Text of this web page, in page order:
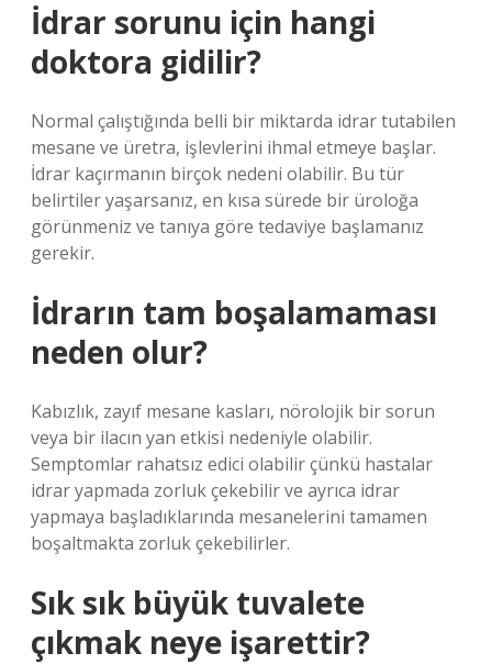
İdrar sorunu için hangi
doktora gidilir?
Normal çalıştığında belli bir miktarda idrar tutabilen
mesane ve üretra, işlevlerini ihmal etmeye başlar.
İdrar kaçırmanın birçok nedeni olabilir. Bu tür
belirtiler yaşarsanız, en kısa sürede bir üroloğa
görünmeniz ve tanıya göre tedaviye başlamanız
gerekir.
İdrarın tam boşalamaması
neden olur?
Kabızlık, zayıf mesane kasları, nörolojik bir sorun
veya bir ilacın yan etkisi nedeniyle olabilir.
Semptomlar rahatsız edici olabilir çünkü hastalar
idrar yapmada zorluk çekebilir ve ayrıca idrar
yapmaya başladıklarında mesanelerini tamamen
boşaltmakta zorluk çekebilirler.
Sık sık büyük tuvalete
çıkmak neye işarettir?